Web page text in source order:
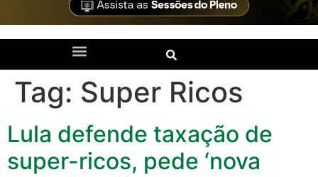
Tag: Super Ricos
Lula defende taxação de
super-ricos, pede ‘nova